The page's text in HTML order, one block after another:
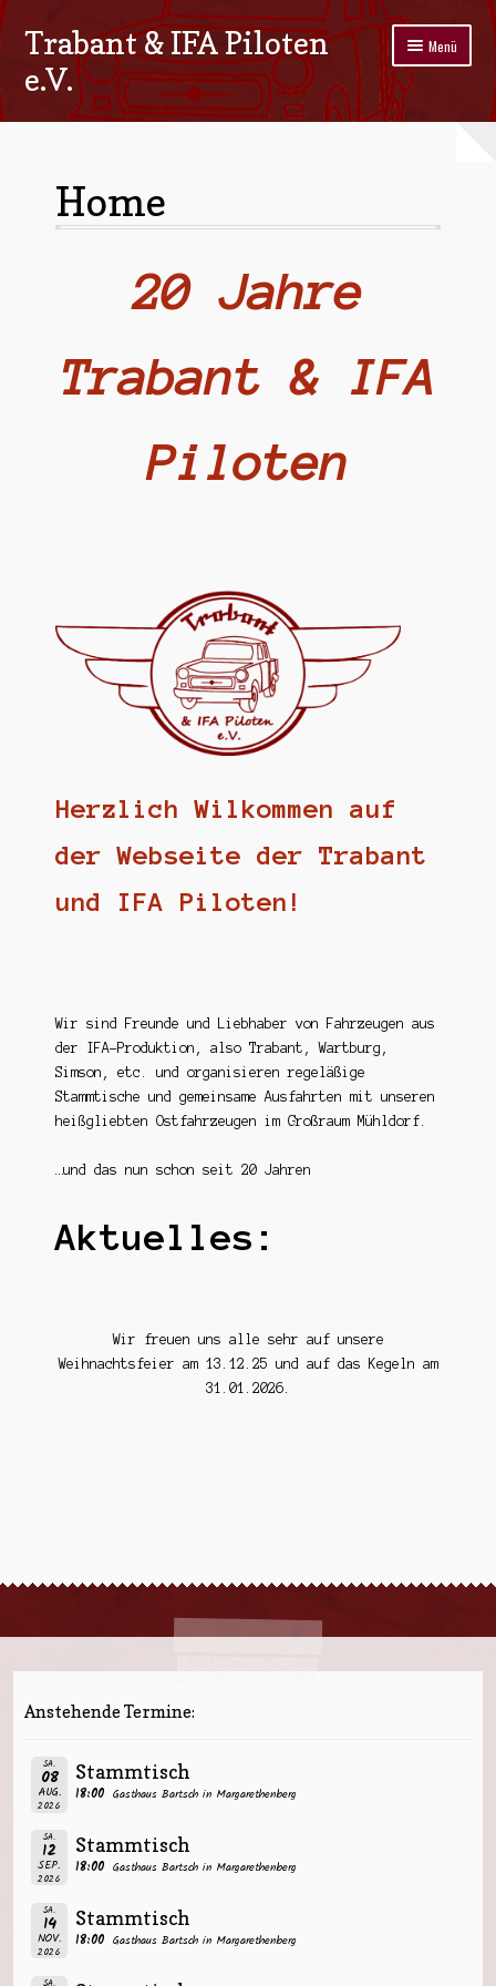
Zur
Navigation
springen
Zum
springen
Trabant & IFA Piloten
e.V.
Menü
Home
Galerie
Impressum/Datenschutz
Home
20 Jahre
Trabant & IFA
Piloten
Herzlich Wilkommen auf
der Webseite der Trabant
und IFA Piloten!
Wir sind Freunde und Liebhaber von Fahrzeugen aus
der IFA-Produktion, also Trabant, Wartburg,
Simson, etc. und organisieren regeläßige
Stammtische und gemeinsame Ausfahrten mit unseren
heißgliebten Ostfahrzeugen im Großraum Mühldorf.
…und das nun schon seit 20 Jahren
Aktuelles:
Wir freuen uns alle sehr auf unsere
Weihnachtsfeier am 13.12.25 und auf das Kegeln am
31.01.2026.
Anstehende Termine:
SA.
08
AUG.
2026
Stammtisch
18:00 Gasthaus Bartsch in Margarethenberg
SA.
12
SEP.
2026
Stammtisch
18:00 Gasthaus Bartsch in Margarethenberg
SA.
14
NOV.
2026
Stammtisch
18:00 Gasthaus Bartsch in Margarethenberg